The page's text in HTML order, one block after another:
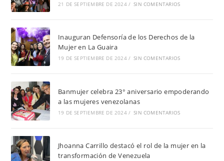
21 DE SEPTIEMBRE DE 2024 / SIN COMENTARIOS
Inauguran Defensoría de los Derechos de la
Mujer en La Guaira
19 DE SEPTIEMBRE DE 2024 / SIN COMENTARIOS
Banmujer celebra 23° aniversario empoderando
a las mujeres venezolanas
19 DE SEPTIEMBRE DE 2024 / SIN COMENTARIOS
Jhoanna Carrillo destacó el rol de la mujer en la
transformación de Venezuela